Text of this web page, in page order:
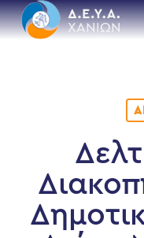
Skip
to
main